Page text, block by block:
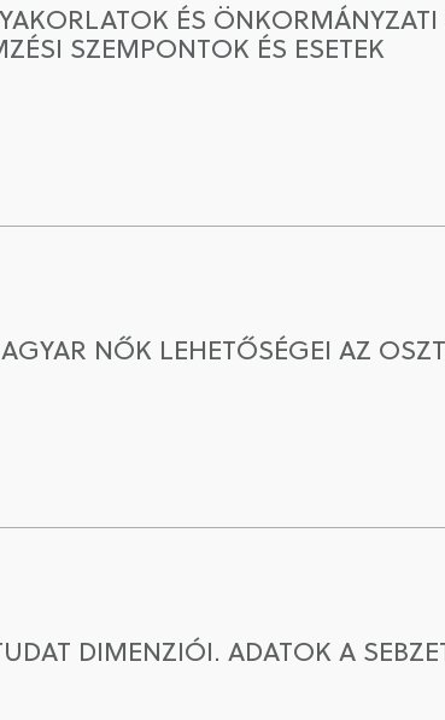
ÉS
SZEMPONTOK ÉS ESETEK
NŐK LEHETŐSÉGEI AZ
DIMENZIÓI. ADATOK A